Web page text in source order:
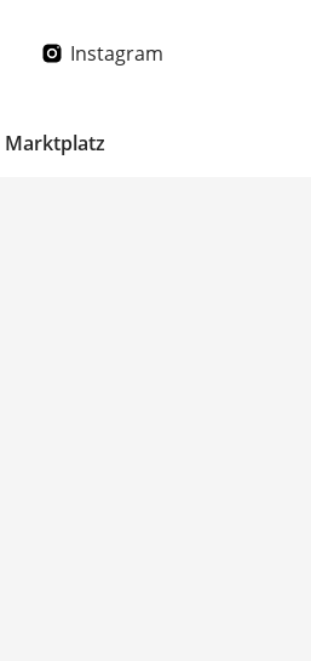
Instagram
Marktplatz